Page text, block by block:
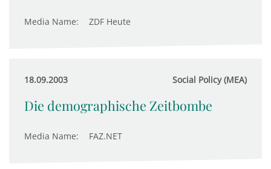
Media Name: ZDF Heute
18.09.2003 Social Policy (MEA)
Die demographische Zeitbombe
Media Name: FAZ.NET